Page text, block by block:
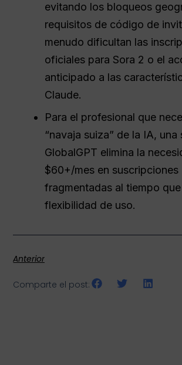
evitando los bloqueos
requisitos de código de
menudo dificultan las
oficiales para Sora 2 o el
anticipado a las
Claude.
Para el profesional que
“navaja suiza” de la IA, una
GlobalGPT elimina la
$60+/mes en suscripciones
fragmentadas al tiempo
flexibilidad de uso.
Anterior
Comparte el post: